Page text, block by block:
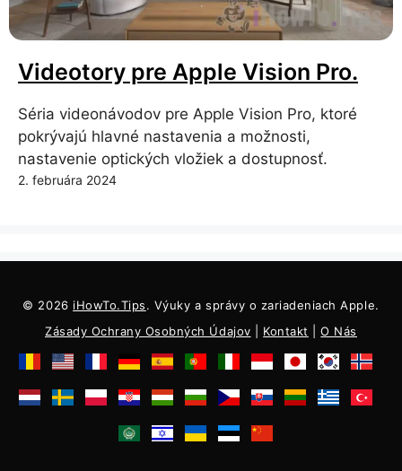
Videotory pre Apple Vision Pro.
Séria videonávodov pre Apple Vision Pro, ktoré
pokrývajú hlavné nastavenia a možnosti,
nastavenie optických vložiek a dostupnosť.
2. februára 2024
© 2026 iHowTo.Tips. Výuky a správy o zariadeniach Apple.
Zásady Ochrany Osobných Údajov
Kontakt |O Nás